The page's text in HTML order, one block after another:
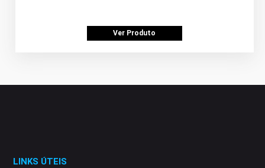
Ver Produto
LINKS ÚTEIS